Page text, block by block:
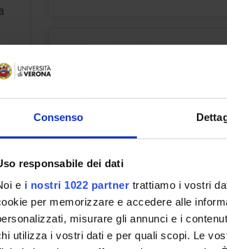
Consenso
responsabile dei dati
e i nostri 1022 partner trattiamo i vostri
per memorizzare e accedere alle
misurare gli annunci e i
utilizza i vostri dati e per quali scopi. Le
CARDIOLOGIA
1
Period
FISIO VR 3^ ANNO - 1^
Academic staff
Flavio Luciano Ribichini